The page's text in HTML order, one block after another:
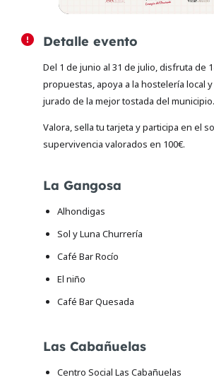
Detalle evento
Del 1 de junio al 31 de julio, disfruta de
propuestas, apoya a la hostelería local
jurado de la mejor tostada del municipio.
Valora, sella tu tarjeta y participa en el
supervivencia valorados en 100€.
La Gangosa
Alhondigas
Sol y Luna Churrería
Café Bar Rocío
El niño
Café Bar Quesada
Las Cabañuelas
Centro Social Las Cabañuelas